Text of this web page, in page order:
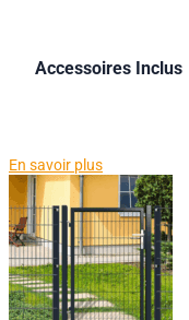
Accessoires Inclus
En savoir plus